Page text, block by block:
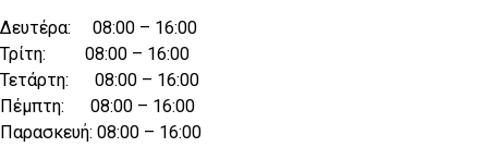
Δευτέρα: 08:00 – 16:00
Τρίτη: 08:00 – 16:00
Τετάρτη: 08:00 – 16:00
Πέμπτη: 08:00 – 16:00
Παρασκευή: 08:00 – 16:00